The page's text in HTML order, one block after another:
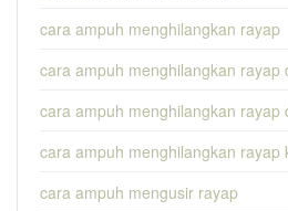
cara ampuh menghilangkan rayap
cara ampuh menghilangkan rayap
cara ampuh menghilangkan rayap
cara ampuh menghilangkan rayap
cara ampuh mengusir rayap